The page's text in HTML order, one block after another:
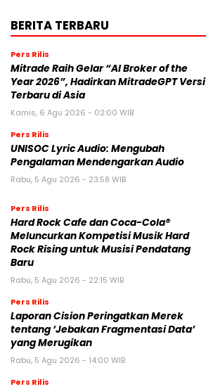
BERITA TERBARU
Pers Rilis
Mitrade Raih Gelar “AI Broker of the
Year 2026”, Hadirkan MitradeGPT Versi
Terbaru di Asia
Kamis, 6 Agu 2026 - 02:00 WIB
Pers Rilis
UNISOC Lyric Audio: Mengubah
Pengalaman Mendengarkan Audio
Rabu, 5 Agu 2026 - 23:58 WIB
Pers Rilis
Hard Rock Cafe dan Coca-Cola®
Meluncurkan Kompetisi Musik Hard
Rock Rising untuk Musisi Pendatang
Baru
Rabu, 5 Agu 2026 - 22:15 WIB
Pers Rilis
Laporan Cision Peringatkan Merek
tentang ‘Jebakan Fragmentasi Data’
yang Merugikan
Rabu, 5 Agu 2026 - 14:00 WIB
Pers Rilis